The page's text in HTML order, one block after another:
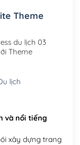
năm)
Theme
du lịch 03
Theme
lịch
và nổi tiếng
xây dựng trang